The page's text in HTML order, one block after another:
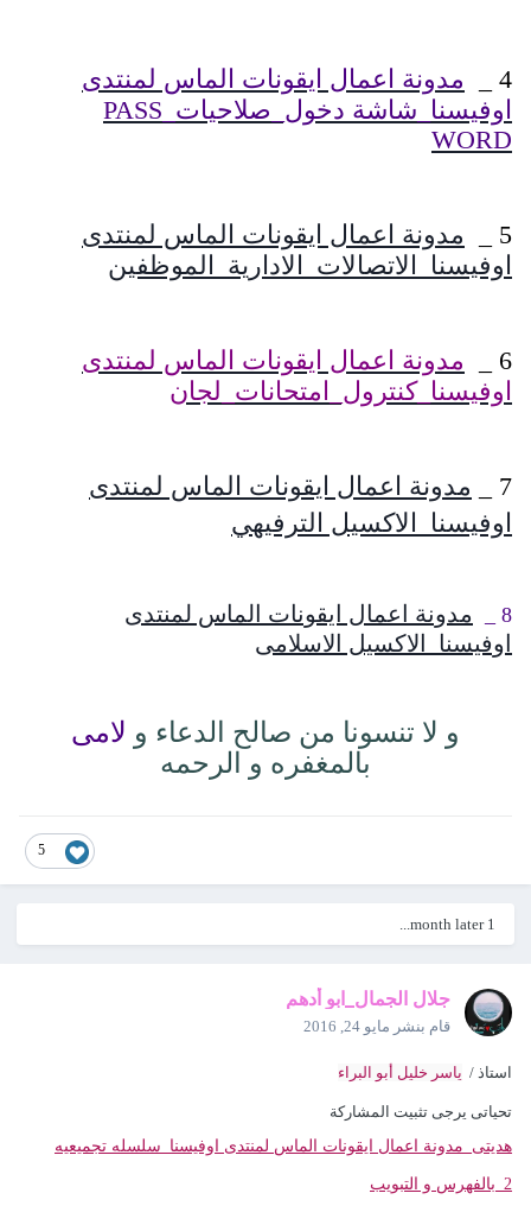
4 _
مدونة اعمال ايقونات الماس لمنتدى
اوفيسنا_شاشة دخول_صلاحيات_PASS
WORD
5 _
مدونة اعمال ايقونات الماس لمنتدى
اوفيسنا_الاتصالات_الادارية_الموظفين
6 _
مدونة اعمال ايقونات الماس لمنتدى
اوفيسنا_كنترول_امتحانات_لجان
7 _
مدونة اعمال ايقونات الماس لمنتدى
اوفيسنا_الاكسيل الترفيهي
8 _
مدونة اعمال ايقونات الماس لمنتدى
اوفيسنا_الاكسيل الاسلامى
و لا تنسونا من صالح الدعاء و لامى
بالمغفره و الرحمه
5
1 month later...
جلال الجمال_ابو أدهم
قام بنشر مايو 24, 2016
استاذ / ياسر خليل أبو البراء
تحياتى يرجى تثبيت المشاركة
هديتى_مدونة اعمال ايقونات الماس لمنتدى اوفيسنا_سلسله تجميعيه
2_بالفهرس و التبويب